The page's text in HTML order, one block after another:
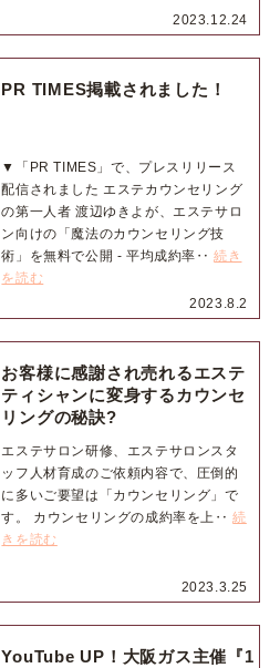
2023.12.24
2023.8.2
PR TIMES掲載されました！
▼「PR TIMES」で、プレスリリース
配信されました エステカウンセリング
の第一人者 渡辺ゆきよが、エステサロ
ン向けの「魔法のカウンセリング技
術」を無料で公開 - 平均成約率‥続き
を読む
2023.3.25
お客様に感謝され売れるエステ
ティシャンに変身するカウンセ
リングの秘訣?
エステサロン研修、エステサロンスタ
ッフ人材育成のご依頼内容で、圧倒的
に多いご要望は「カウンセリング」で
す。 カウンセリングの成約率を上‥続
きを読む
YouTube UP！大阪ガス主催『1